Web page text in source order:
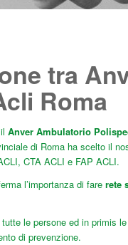
tra
Roma
Anver Ambulatorio
di Roma ha scelto il
CTA ACLI e FAP ACLI.
l’importanza di farerete
le persone ed in primis
di prevenzione.